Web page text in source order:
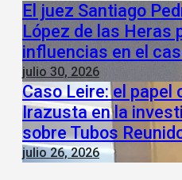
El juez Santiago
López de las Heras
influencias en el
julio 30, 2026
Caso Leire: el papel
Irazusta en la
sobre Tubos
julio 26, 2026